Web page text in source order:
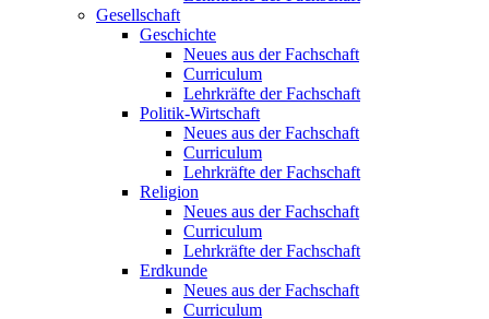
Gesellschaft
Geschichte
Neues aus der Fachschaft
Curriculum
Lehrkräfte der Fachschaft
Politik-Wirtschaft
Neues aus der Fachschaft
Curriculum
Lehrkräfte der Fachschaft
Religion
Neues aus der Fachschaft
Curriculum
Lehrkräfte der Fachschaft
Erdkunde
Neues aus der Fachschaft
Curriculum